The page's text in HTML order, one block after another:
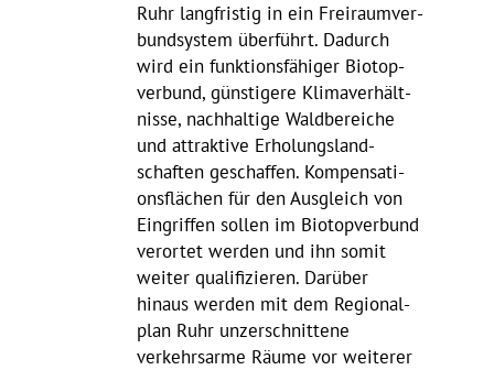
Ruhr lang­fristig in ein Frei­raum­ver­
bund­system über­führt. Dadurch
wird ein funk­ti­ons­fä­higer Biotop­
ver­bund, güns­ti­gere Klima­ver­hält­
nisse, nach­hal­tige Wald­be­reiche
und attrak­tive Erho­lungs­land­
schaften geschaffen. Kompen­sa­ti­
ons­flä­chen für den Ausgleich von
Eingriffen sollen im Biotop­ver­bund
verortet werden und ihn somit
weiter quali­fi­zieren. Darüber
hinaus werden mit dem Regio­nal­
plan Ruhr unzer­schnit­tene
verkehrs­arme Räume vor weiterer